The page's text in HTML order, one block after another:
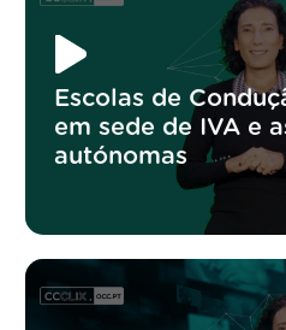
Escolas de
em sede de IVA e
autónomas